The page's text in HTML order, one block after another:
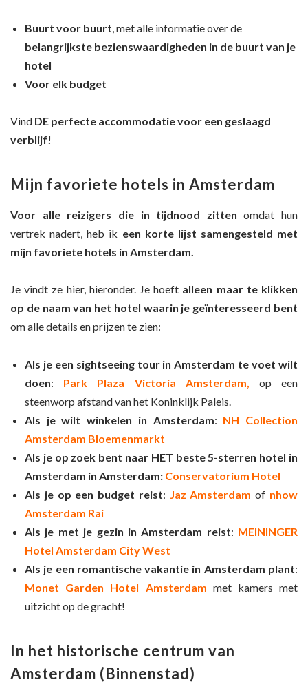
Buurt voor buurt , met alle informatie over de
belangrijkste bezienswaardigheden in de buurt van je
hotel
Voor elk budget
Vind DE perfecte accommodatie voor een geslaagd
verblijf!
Mijn favoriete hotels in Amsterdam
Voor alle reizigers die in tijdnood zitten omdat hun
vertrek nadert, heb ik een korte lijst samengesteld met
mijn favoriete hotels in Amsterdam.
Je vindt ze hier, hieronder. Je hoeft alleen maar te klikken
op de naam van het hotel waarin je geïnteresseerd bent
om alle details en prijzen te zien:
Als je een sightseeing tour in Amsterdam te voet wilt
doen: Park Plaza Victoria Amsterdam, op een
steenworp afstand van het Koninklijk Paleis.
Als je wilt winkelen in Amsterdam: NH Collection
Amsterdam Bloemenmarkt
Als je op zoek bent naar HET beste 5-sterren hotel in
Amsterdam in Amsterdam: Conservatorium Hotel
Als je op een budget reist: Jaz Amsterdam of nhow
Amsterdam Rai
Als je met je gezin in Amsterdam reist: MEININGER
Hotel Amsterdam City West
Als je een romantische vakantie in Amsterdam plant:
Monet Garden Hotel Amsterdam met kamers met
uitzicht op de gracht!
In het historische centrum van
Amsterdam (Binnenstad)